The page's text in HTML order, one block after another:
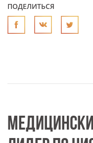
ПОДЕЛИТЬСЯ